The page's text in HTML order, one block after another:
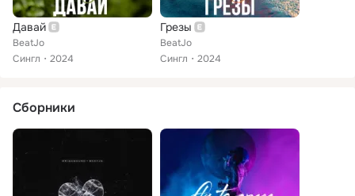
Давай
BeatJo
Сингл
2024
Грезы
BeatJo
Сингл
2024
Сборники